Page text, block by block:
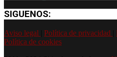
SIGUENOS:
Aviso legal Política de privacidad
Política de cookies